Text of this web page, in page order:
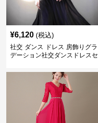
¥6,120 (税込)
社交 ダンス ドレス 房飾りグラ
デーション社交ダンスドレスセ